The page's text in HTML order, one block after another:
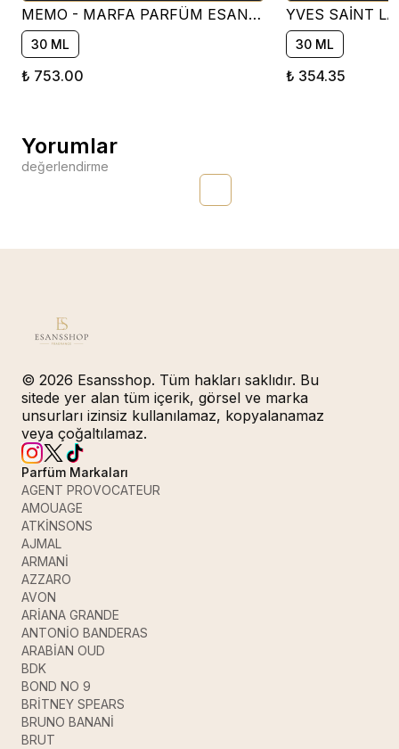
MEMO - MARFA PARFÜM ESANSI ( ÇİÇEKSİ )
30 ML
₺ 753.00
30 ML
₺ 354.35
Yorumlar
değerlendirme
© 2026 Esansshop. Tüm hakları saklıdır. Bu
sitede yer alan tüm içerik, görsel ve marka
unsurları izinsiz kullanılamaz, kopyalanamaz
veya çoğaltılamaz.
Parfüm Markaları
AGENT PROVOCATEUR
AMOUAGE
ATKİNSONS
AJMAL
ARMANİ
AZZARO
AVON
ARİANA GRANDE
ANTONİO BANDERAS
ARABİAN OUD
BDK
BOND NO 9
BRİTNEY SPEARS
BRUNO BANANİ
BRUT